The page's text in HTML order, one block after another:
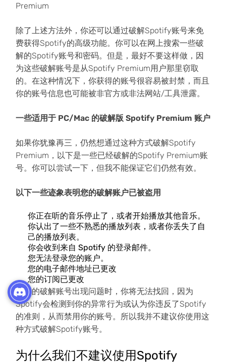
Premium
除了上述方法外，你还可以通过破解Spotify账号来免
费获得Spotify的高级功能。你可以在网上搜索一些破
解的Spotify账号和密码。但是，最好不要这样做，因
为这些破解账号是从Spotify Premium用户那里窃取
的。在这种情况下，你获得的账号很容易被封禁，而且
你的账号信息也可能被非官方或非法网站/工具泄露。
一些适用于 PC/Mac 的破解版 Spotify Premium 账户
如果你犹豫再三，仍然想通过这种方式破解Spotify
Premium，以下是一些已经破解的Spotify Premium账
号。你可以尝试一下，但我不能保证它们仍然有效。
以下一些迹象表明您的破解账户已被盗用
你正在听的音乐停止了，或者开始播放其他音乐。
你认出了一些不熟悉的播放列表，或者你丢失了自
己的播放列表。
你会收到来自 Spotify 的登录邮件。
您无法登录您的账户。
您的电子邮件地址已更改
您的订阅已更改
当你的破解账号出现问题时，你将无法找回，因为
Spotify会检测到你的异常行为或认为你违反了Spotify
的准则，从而禁用你的账号。所以我并不建议你使用这
种方式破解Spotify账号。
为什么我们不建议使用Spotify